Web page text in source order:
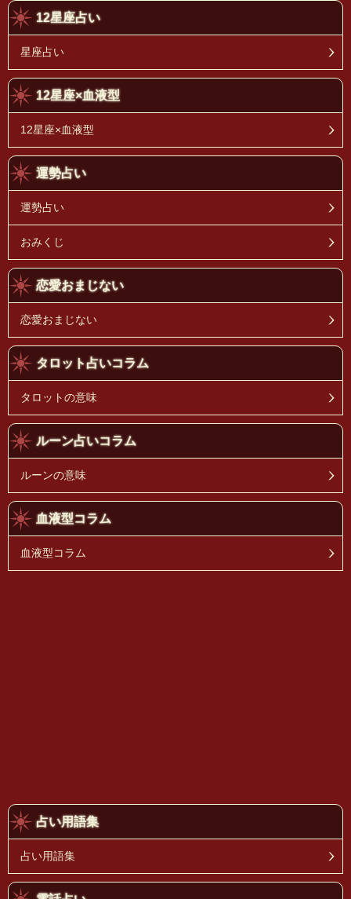
12星座占い
星座占い
12星座×血液型
12星座×血液型
運勢占い
運勢占い
おみくじ
恋愛おまじない
恋愛おまじない
タロット占いコラム
タロットの意味
ルーン占いコラム
ルーンの意味
血液型コラム
血液型コラム
占い用語集
占い用語集